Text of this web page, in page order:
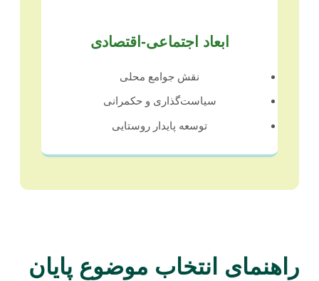
ابعاد اجتماعی-اقتصادی
نقش جوامع محلی
سیاست‌گذاری و حکمرانی
توسعه پایدار روستایی
راهنمای انتخاب موضوع پایان